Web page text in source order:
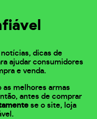
dicas de
ajudar consumidores
e venda.
as melhores armas
antes de comprar
se o site, loja